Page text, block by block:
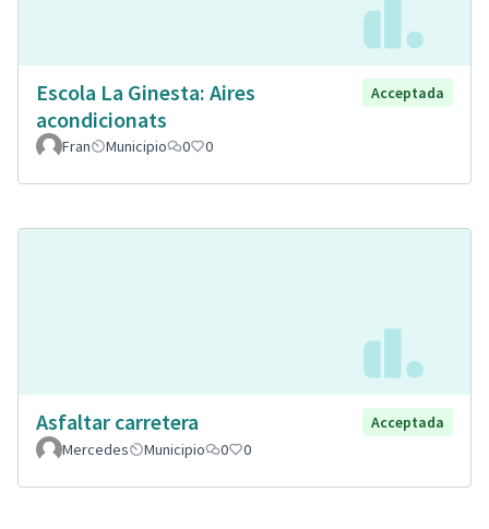
Escola La Ginesta: Aires
acondicionats
Acceptada
Fran Municipio 0 0
Asfaltar carretera
Acceptada
Mercedes
Municipio 0 0